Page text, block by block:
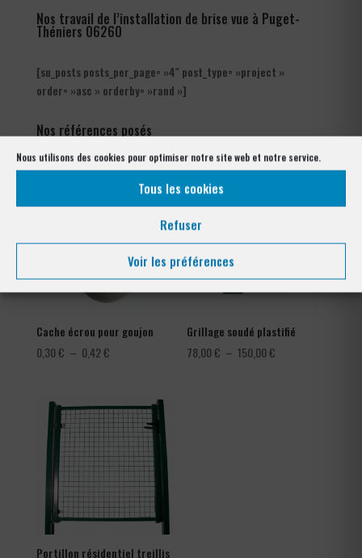
Nous utilisons des cookies pour optimiser notre site web et notre service.
Tous les cookies
Refuser
Voir les préférences
Nos travail de l’installation de brise vue à Puget-
Théniers 06260
[su_posts posts_per_page= »4″ post_type= »project »
order= »asc » orderby= »rand »]
Nos références posés
à Puget-Théniers 06260
Cache écrou pour goujon
0,30€ – 0,42€Plage
0,30 €
à
Grillage soudé plastifié
78,00€ – 150,00€
Portillon résidentiel treillis